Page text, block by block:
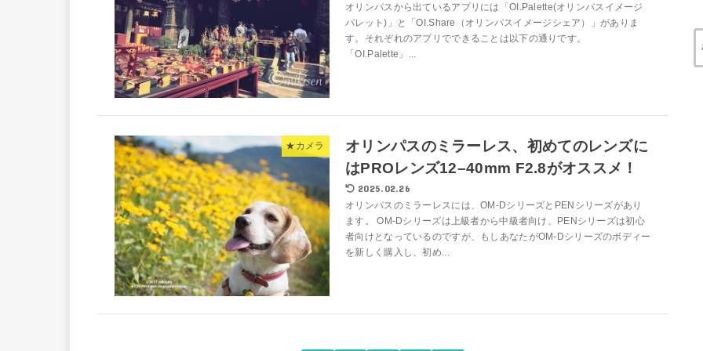
オリンパスから出ているアプリには「OI.Palette(オリンパスイメージ
パレット)」と「OI.Share（オリンパスイメージシェア）」がありま
す。それぞれのアプリでできることは以下の通りです。
「OI.Palette」...
★カメラ
オリンパスのミラーレス、初めてのレンズに
はPROレンズ12–40mm F2.8がオススメ！
2025.02.26
オリンパスのミラーレスには、OM-DシリーズとPENシリーズがあり
ます。 OM-Dシリーズは上級者から中級者向け、PENシリーズは初心
者向けとなっているのですが、もしあなたがOM-Dシリーズのボディー
を新しく購入し、初め...